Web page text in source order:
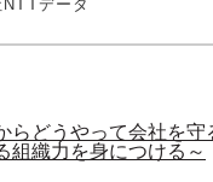
データ
らどうやって会社を守
組織力を身につける～